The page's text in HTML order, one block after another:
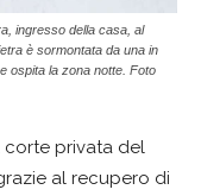
ingresso della casa, al
è sormontata da una in
ospita la zona notte. Foto
corte privata del
al recupero di